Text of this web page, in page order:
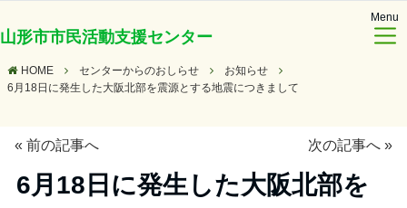
山形市市民活動支援センター
Menu
HOME センターからのおしらせ
お知らせ
6月18日に発生した大阪北部を震源とする地震につきまして
« 前の記事へ 次の記事へ »
6月18日に発生した大阪北部を